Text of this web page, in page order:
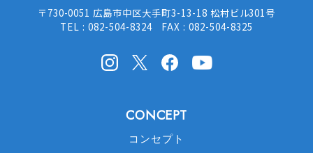
〒730-0051 広島市中区大手町3-13-18 松村ビル301号
TEL : 082-504-8324 FAX : 082-504-8325
InstagramX(Twitter)facebook
CONCEPT
コンセプト